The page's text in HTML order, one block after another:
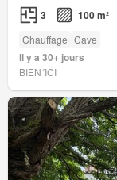
3 100 m²
Chauffage Cave
Il y a 30+ jours
BIEN´ICI